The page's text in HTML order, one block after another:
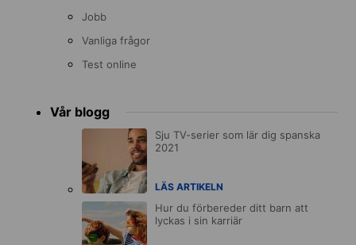
Jobb
Vanliga frågor
Test online
Vår blogg
Sju TV-serier som lär dig spanska
2021
LÄS ARTIKELN
Hur du förbereder ditt barn att
lyckas i sin karriär